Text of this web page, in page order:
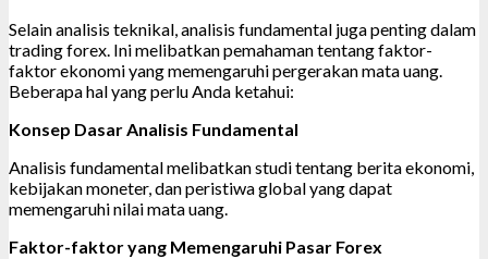
Selain analisis teknikal, analisis fundamental juga penting dalam
trading forex. Ini melibatkan pemahaman tentang faktor-
faktor ekonomi yang memengaruhi pergerakan mata uang.
Beberapa hal yang perlu Anda ketahui:
Konsep Dasar Analisis Fundamental
Analisis fundamental melibatkan studi tentang berita ekonomi,
kebijakan moneter, dan peristiwa global yang dapat
memengaruhi nilai mata uang.
Faktor-faktor yang Memengaruhi Pasar Forex